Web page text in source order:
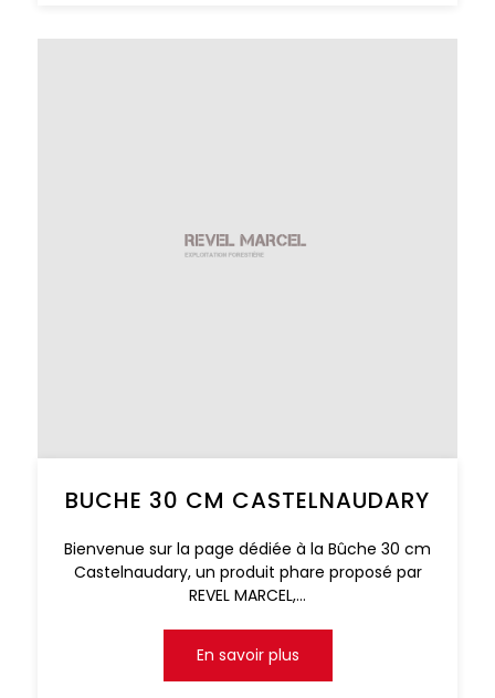
BUCHE 30 CM CASTELNAUDARY
Bienvenue sur la page dédiée à la Bûche 30 cm
Castelnaudary, un produit phare proposé par
REVEL MARCEL,...
En savoir plus